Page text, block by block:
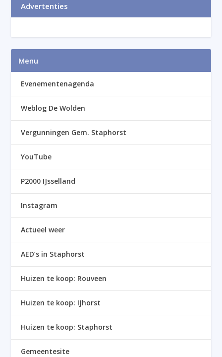
Advertenties
Menu
Evenementenagenda
Weblog De Wolden
Vergunningen Gem. Staphorst
YouTube
P2000 IJsselland
Instagram
Actueel weer
AED’s in Staphorst
Huizen te koop: Rouveen
Huizen te koop: IJhorst
Huizen te koop: Staphorst
Gemeentesite